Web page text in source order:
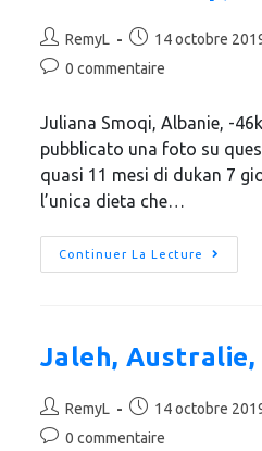
RemyL 14 octobre
0 commentaire
Juliana Smoqi‎, Albanie, -
pubblicato una foto su
quasi 11 mesi di dukan 7
l’unica dieta che…
Continuer La Lecture
Jaleh, Australie,
RemyL 14 octobre
0 commentaire